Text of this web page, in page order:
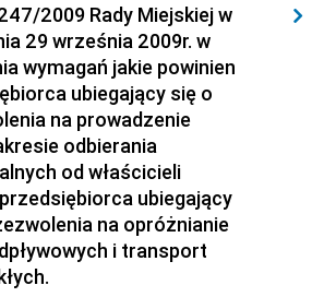
Ministra Rozwoju i Finansów
Wyższego Urzędu Górniczego
Prezesa Urzędu Transportu
Ministra Przedsiębiorczości i
Ministra Inwestycji i Rozwoju
Naczelnego Dyrektora Archiwów
2009 Rady Miejskiej w
29 września 2009r. w
wymagań jakie powinien
ubiegający się o
na prowadzenie
odbierania
od właścicieli
ubiegający
na opróżnianie
i transport